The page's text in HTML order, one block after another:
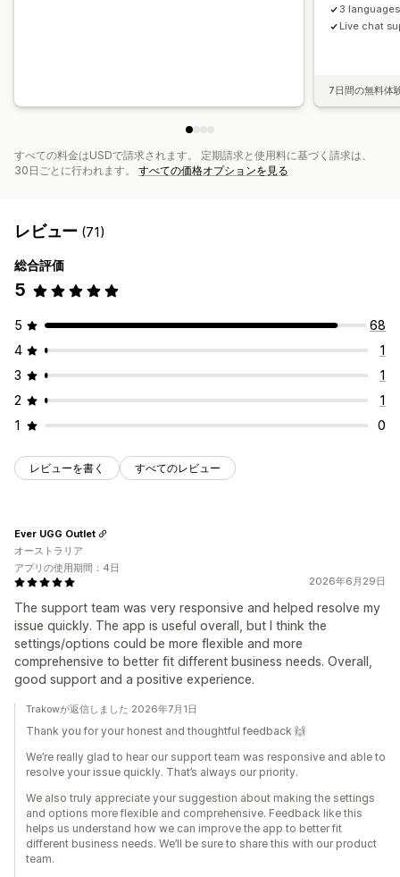
3
Live chat
7日間の無料体
すべての料金はUSDで請求されます。 定期請求と使用料に基づく請求は、
30日ごとに行われます。 すべての価格オプションを見る
レビュー (71)
総合評価
5
5
68
4
1
3
1
2
1
1
0
レビューを書く すべてのレビュー
2026年6月29日
The support team was very responsive and helped resolve my
issue quickly. The app is useful overall, but I think the
settings/options could be more flexible and more
comprehensive to better fit different business needs. Overall,
good support and a positive experience.
Ever UGG Outlet
オーストラリア
アプリの使用期間：4日
Trakowが返信しました 2026年7月1日
Thank you for your honest and thoughtful feedback 🙌
We’re really glad to hear our support team was responsive and able to
resolve your issue quickly. That’s always our priority.
We also truly appreciate your suggestion about making the settings
and options more flexible and comprehensive. Feedback like this
helps us understand how we can improve the app to better fit
different business needs. We’ll be sure to share this with our product
team.